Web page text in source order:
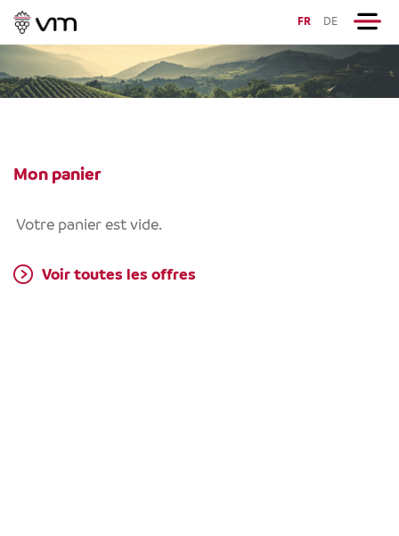
FR DE
Mon panier
Votre panier est vide.
Voir toutes les offres